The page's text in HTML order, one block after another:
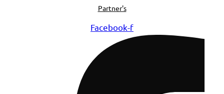
Partner's
Facebook-f